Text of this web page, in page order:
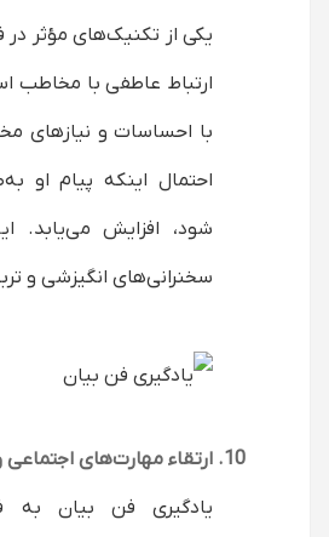
یکی از تکنیک‌های مؤثر در
ارتباط عاطفی با مخاطب
با احساسات و نیازهای
احتمال اینکه پیام او
شود، افزایش می‌یابد.
سخنرانی‌های انگیزشی و
ارتقاء مهارت‌های
یادگیری فن بیان به